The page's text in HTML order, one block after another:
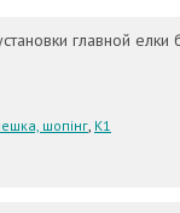
главной елки
шопінг, К1